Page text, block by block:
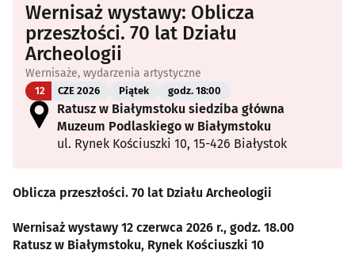
Wernisaż wystawy: Oblicza
przeszłości. 70 lat Działu
Archeologii
Wernisaże, wydarzenia artystyczne
12 CZE 2026 Piątek godz. 18:00
Ratusz w Białymstoku siedziba główna
Muzeum Podlaskiego w Białymstoku
ul. Rynek Kościuszki 10, 15-426 Białystok
Oblicza przeszłości. 70 lat Działu Archeologii
Wernisaż wystawy 12 czerwca 2026 r., godz. 18.00
Ratusz w Białymstoku, Rynek Kościuszki 10